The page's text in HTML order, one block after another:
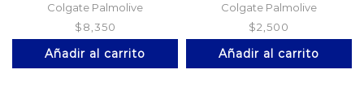
Colgate Palmolive
$8,350
Añadir al carrito
Colgate Palmolive
$2,500
Añadir al carrito